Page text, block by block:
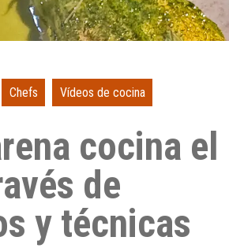
Chefs Vídeos de cocina
cocina el
de
y técnicas